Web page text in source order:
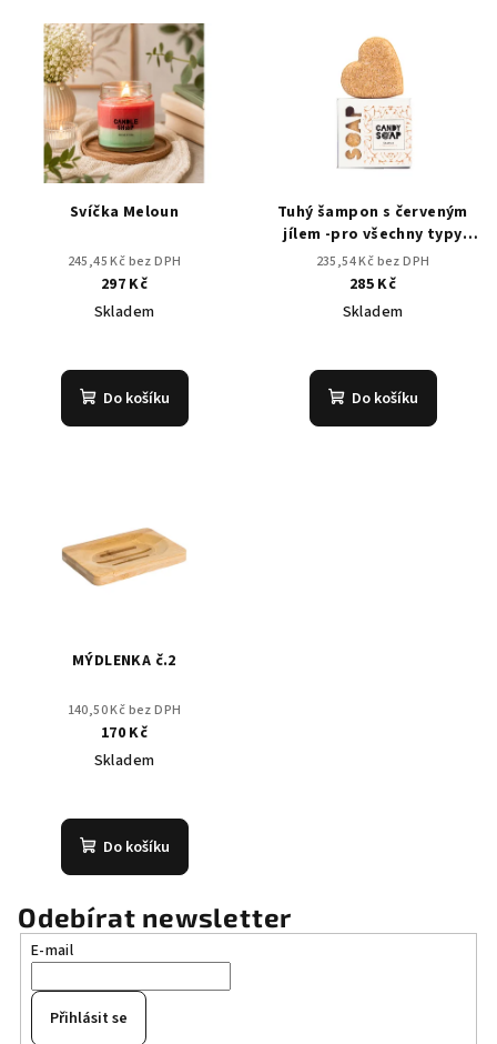
Svíčka Meloun
245,45 Kč bez DPH
297 Kč
Skladem
Do košíku
Tuhý šampon s červeným
jílem -pro všechny typy
vlasů, suchou pokožku
235,54 Kč bez DPH
285 Kč
Skladem
hodnocení
produktu
Do košíku
MÝDLENKA č.2
140,50 Kč bez DPH
170 Kč
Skladem
Do košíku
Odebírat newsletter
E-mail
Přihlásit se